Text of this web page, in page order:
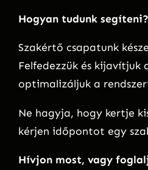
Hogyan tudunk segíteni?
Szakértő csapatunk
Felfedezzük és kijavítjuk
optimalizáljuk a
Ne hagyja, hogy kertje
kérjen időpontot egy
Hívjon most, vagy